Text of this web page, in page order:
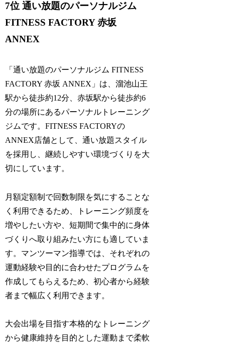
7位 通い放題のパーソナルジム
FITNESS FACTORY 赤坂
ANNEX
「通い放題のパーソナルジム FITNESS
FACTORY 赤坂 ANNEX」は、溜池山王
駅から徒歩約12分、赤坂駅から徒歩約6
分の場所にあるパーソナルトレーニング
ジムです。FITNESS FACTORYの
ANNEX店舗として、通い放題スタイル
を採用し、継続しやすい環境づくりを大
切にしています。
月額定額制で回数制限を気にすることな
く利用できるため、トレーニング頻度を
増やしたい方や、短期間で集中的に身体
づくりへ取り組みたい方にも適していま
す。マンツーマン指導では、それぞれの
運動経験や目的に合わせたプログラムを
作成してもらえるため、初心者から経験
者まで幅広く利用できます。
大会出場を目指す本格的なトレーニング
から健康維持を目的とした運動まで柔軟